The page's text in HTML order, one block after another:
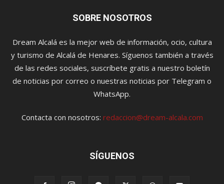
SOBRE NOSOTROS
Dream Alcalá es la mejor web de información, ocio, cultura
y turismo de Alcalá de Henares. Síguenos también a través
de las redes sociales, suscríbete gratis a nuestro boletín
de noticias por correo o nuestras noticias por Telegram o
WhatsApp.
Contacta con nosotros: redaccion@dream-alcala.com
SÍGUENOS